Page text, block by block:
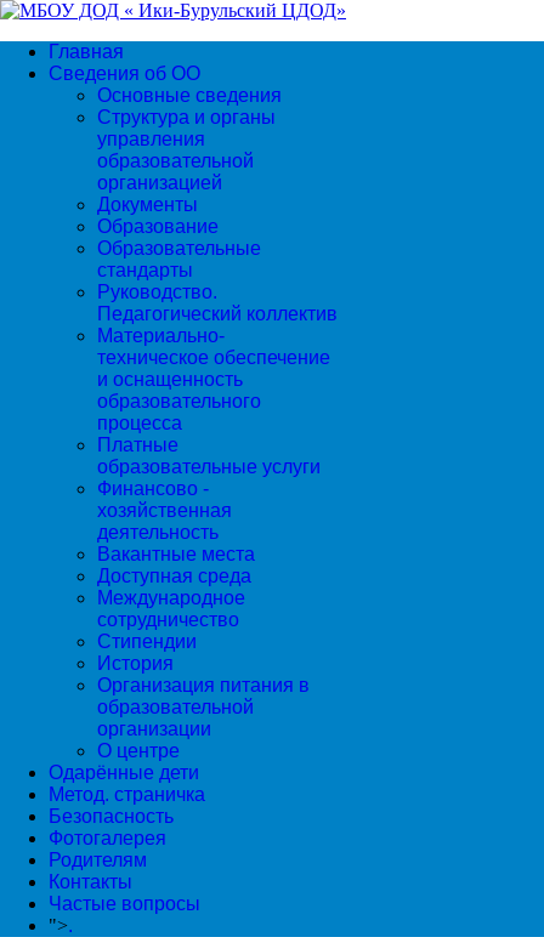
Главная
Сведения об ОО
Основные сведения
Структура и органы
управления
образовательной
организацией
Документы
Образование
Образовательные
стандарты
Руководство.
Педагогический коллектив
Материально-
техническое обеспечение
и оснащенность
образовательного
процесса
Платные
образовательные услуги
Финансово -
хозяйственная
деятельность
Вакантные места
Доступная среда
Международное
сотрудничество
Стипендии
История
Организация питания в
образовательной
организации
О центре
Одарённые дети
Метод. страничка
Безопасность
Фотогалерея
Родителям
Контакты
Частые вопросы
">.